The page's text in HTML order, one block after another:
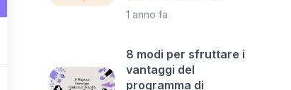
1 anno fa
8 modi per sfruttare i
vantaggi del
programma di